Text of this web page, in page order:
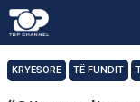
KRYESORE TË FUNDIT